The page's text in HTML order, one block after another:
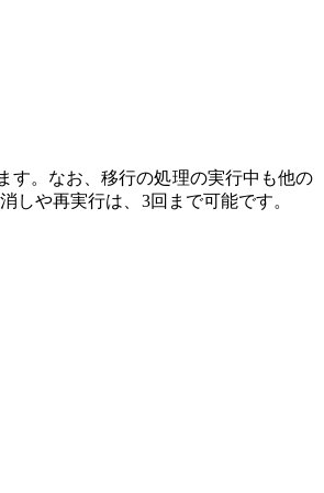
す。なお、移行の処理の実行中も他の
しや再実行は、3回まで可能です。